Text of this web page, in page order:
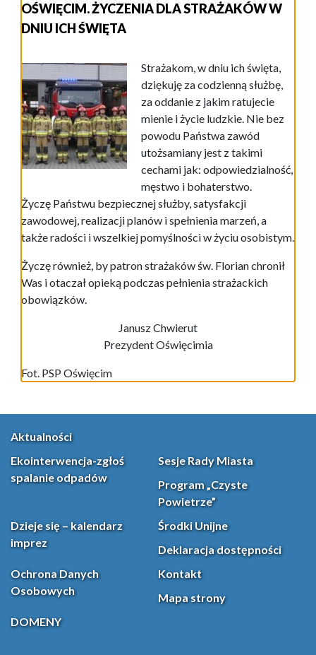
OŚWIĘCIM. ŻYCZENIA DLA STRAŻAKÓW W
DNIU ICH ŚWIĘTA
Strażakom, w dniu ich święta,
dziękuję za codzienną służbę,
za oddanie z jakim ratujecie
mienie i życie ludzkie. Nie bez
powodu Państwa zawód
utożsamiany jest z takimi
cechami jak: odpowiedzialność,
męstwo i bohaterstwo.
Życzę Państwu bezpiecznej służby, satysfakcji
zawodowej, realizacji planów i spełnienia marzeń, a
także radości i wszelkiej pomyślności w życiu osobistym.
Życzę również, by patron strażaków św. Florian chronił
Was i otaczał opieką podczas pełnienia strażackich
obowiązków.
Janusz Chwierut
Prezydent Oświęcimia
Fot. PSP Oświęcim
Aktualności
Ekointerwencja-zgłoś
spalanie odpadów
Sesje Rady Miasta
Program „Czyste
Powietrze”
Dzieje się – kalendarz
imprez
Środki Unijne
Deklaracja dostępności
Ochrona Danych
Osobowych
Kontakt
Mapa strony
DOMENY